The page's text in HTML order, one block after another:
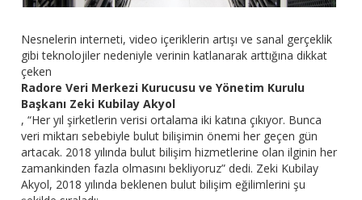
Nesnelerin interneti, video içeriklerin artışı ve sanal gerçeklik
gibi teknolojiler nedeniyle verinin katlanarak arttığına dikkat
çeken
Radore Veri Merkezi Kurucusu ve Yönetim Kurulu
Başkanı Zeki Kubilay Akyol
, “Her yıl şirketlerin verisi ortalama iki katına çıkıyor. Bunca
veri miktarı sebebiyle bulut bilişimin önemi her geçen gün
artacak. 2018 yılında bulut bilişim hizmetlerine olan ilginin her
zamankinden fazla olmasını bekliyoruz” dedi. Zeki Kubilay
Akyol, 2018 yılında beklenen bulut bilişim eğilimlerini şu